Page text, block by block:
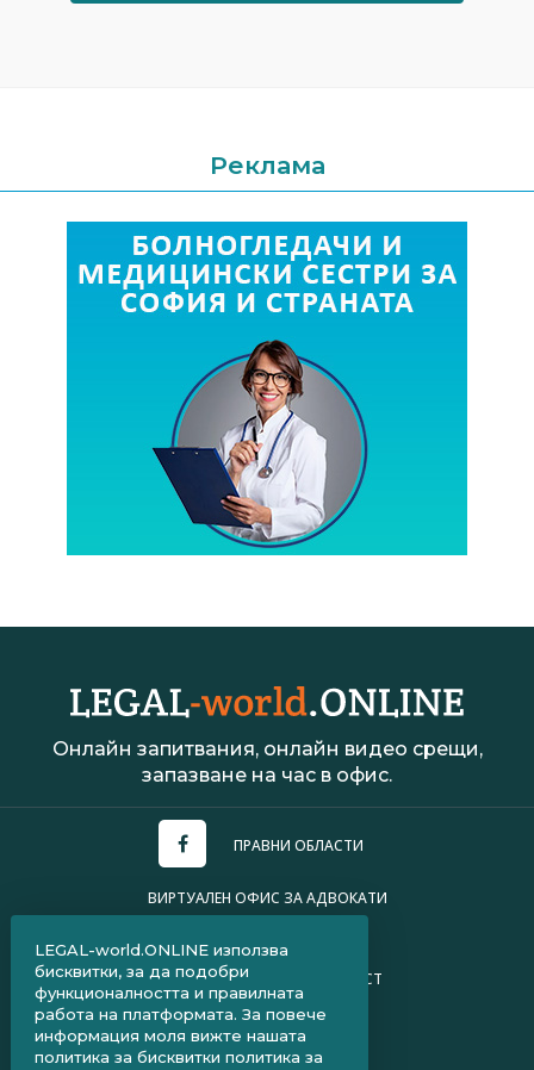
Реклама
Онлайн запитвания, онлайн видео срещи,
запазване на час в офис.
ПРАВНИ ОБЛАСТИ
ВИРТУАЛЕН ОФИС ЗА АДВОКАТИ
ПОЛИТИКА ЗА ПОВЕРИТЕЛНОСТ
ЧЗВ ЗА КЛИЕНТИ
ЧЗВ ЗА АДВОКАТИ
LEGAL-world.ONLINE използва
бисквитки, за да подобри
функционалността и правилната
работа на платформата. За повече
информация моля вижте нашата
политика за бисквитки политика за